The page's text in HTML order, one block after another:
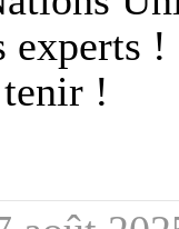
experts
!